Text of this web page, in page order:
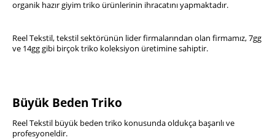
organik hazır giyim triko ürünlerinin ihracatını yapmaktadır.
Reel Tekstil, tekstil sektörünün lider firmalarından olan firmamız, 7gg
ve 14gg gibi birçok triko koleksiyon üretimine sahiptir.
Büyük Beden Triko
Reel Tekstil büyük beden triko konusunda oldukça başarılı ve
profesyoneldir.